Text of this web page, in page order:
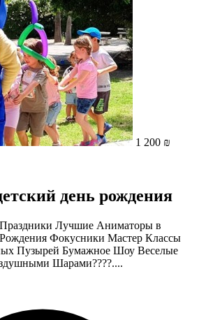
1 200 ₪
день рождения
Лучшие Аниматоры в
Фокусники Мастер Классы
Пузырей Бумажное Шоу Веселые
Шарами????....